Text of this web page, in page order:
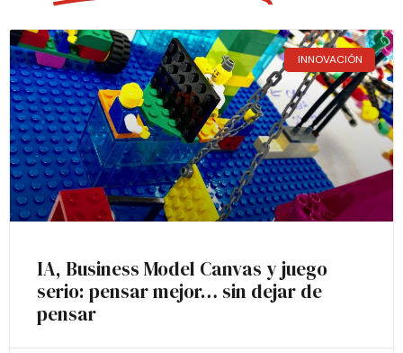
INNOVACIÓN
IA, Business Model Canvas y juego
serio: pensar mejor… sin dejar de
pensar